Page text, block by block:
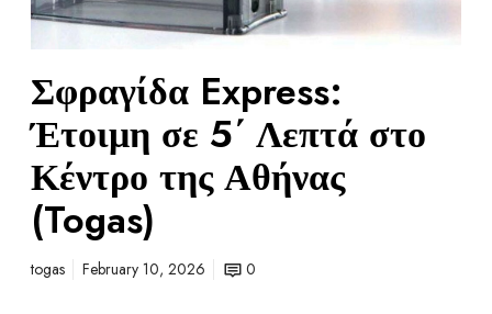
Σφραγίδα Express:
Έτοιμη σε 5΄ Λεπτά στο
Κέντρο της Αθήνας
(Togas)
togas February 10, 2026 0